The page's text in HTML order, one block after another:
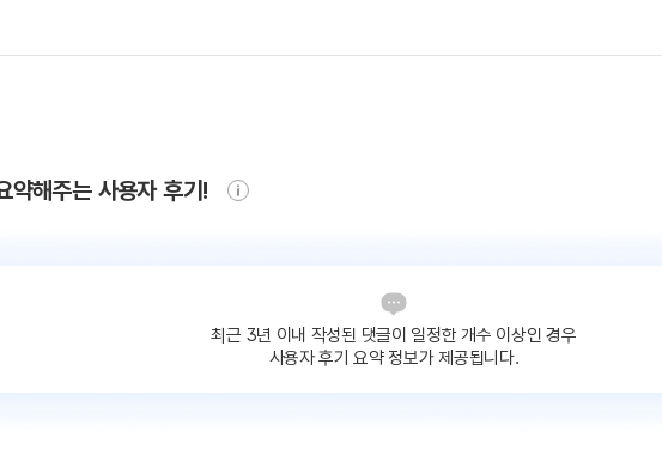
해주는 사용자 후기!
최근 3년 이내 작성된 댓글이 일정한 개수 이상인 경우
사용자 후기 요약 정보가 제공됩니다.